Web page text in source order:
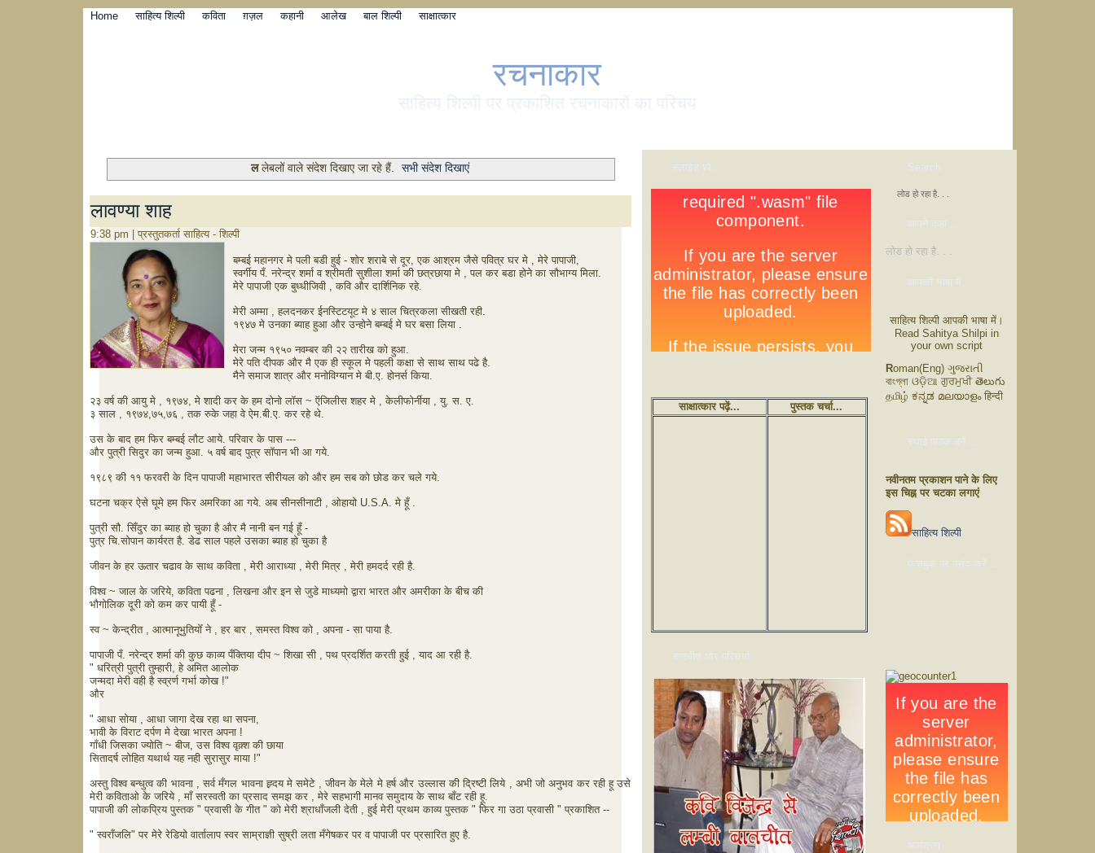
Home साहित्य शिल्पी कविता ग़ज़ल कहानी आलेख बाल शिल्पी साक्षात्कार
रचनाकार
ललेबलों वाले संदेश दिखाए जा रहे हैं. सभी संदेश दिखाएं
लावण्या शाह
9:38 pm | प्रस्तुतकर्ता साहित्य - शिल्पी
बम्बई महानगर मे पली बडी हुई - शोर शराबे से दूर, एक आश्रम जैसे पवित्र घर मे , मेरे पापाजी,
स्वर्गीय पँ. नरेन्द्र शर्मा व श्रीमती सुशीला शर्मा की छत्रछाया मे , पल कर बडा होने का सौभाग्य मिला.
मेरे पापाजी एक बुध्धीजिवी , कवि और दार्शिनिक रहे.
मेरी अम्मा , हलदनकर ईनस्टिटयूट मे ४ साल चित्रकला सीखती रही.
१९४७ मे उनका ब्याह हुआ और उन्होने बम्बई मे घर बसा लिया .
मेरा जन्म १९५० नवम्बर की २२ तारीख को हुआ.
मेरे पति दीपक और मै एक ही स्कूल मे पहली कक्षा से साथ साथ पढे है.
मैने समाज शात्र और मनोविग्यान मे बी.ए. होनर्स किया.
२३ वर्ष की आयु मे , १९७४, मे शादी कर के हम दोनो लॉस ~ ऍजिलीस शहर मे , केलीफोर्नीया , यु. स. ए.
३ साल , १९७४,७५,७६ , तक रुके जहा वे ऐम.बी.ए. कर रहे थे.
उस के बाद हम फिर बम्बई लौट आये. परिवार के पास ---
और पुत्री सिदुर का जन्म हुआ. ५ वर्ष बाद पुत्र सॉपान भी आ गये.
१९८९ की ११ फरवरी के दिन पापाजी महाभारत सीरीयल को और हम सब को छोड कर चले गये.
घटना चक्र ऐसे घूमे हम फिर अमरिका आ गये. अब सीनसीनाटी , ओहायो U.S.A. मे हूँ .
पुत्री सौ. सिँदुर का ब्याह हो चुका है और मै नानी बन गई हूँ -
पुत्र चि.सोपान कार्यरत है. डेढ साल पहले उसका ब्याह हो चुका है
जीवन के हर ऊतार चढाव के साथ कविता , मेरी आराध्या , मेरी मित्र , मेरी हमदर्द रही है.
विश्व ~ जाल के जरिये, कविता पढना , लिखना और इन से जुडे माध्यमो द्वारा भारत और अमरीका के बीच की
भौगोलिक दूरी को कम कर पायी हूँ -
स्व ~ केन्द्रीत , आत्मानूभुतियोँ ने , हर बार , समस्त विश्व को , अपना - सा पाया है.
पापाजी पँ. नरेन्द्र शर्मा की कुछ काव्य पँक्तिया दीप ~ शिखा सी , पथ प्रदर्शित करती हुई , याद आ रही है.
" धरित्री पुत्री तुम्हारी, हे अमित आलोक
जन्मदा मेरी वही है स्व्रर्ण गर्भा कोख !"
और
" आधा सोया , आधा जागा देख रहा था सपना,
भावी के विराट दर्पण मे देखा भारत अपना !
गाँधी जिसका ज्योति ~ बीज, उस विश्व वृक़्श की छाया
सितादर्ष लोहित यथार्थ यह नही सुरासुर माया !"
अस्तु विश्व बन्धुत्व की भावना , सर्व मँगल भावना ह्र्दय मे समेटे , जीवन के मेले मे हर्ष और उल्लास की द्रिष्टी लिये , अभी जो अनुभव कर रही हू उसे
मेरी कविताओ के जरिये , माँ सरस्वती का प्रसाद समझ कर , मेरे सहभागी मानव समुदाय के साथ बाँट रही हू.
पापाजी की लोकप्रिय पुस्तक " प्रवासी के गीत " को मेरी श्राधाँजली देती , हुई मेरी प्रथम काव्य पुस्तक " फिर गा उठा प्रवासी " प्रकाशित --
" स्वराँजलि" पर मेरे रेडियो वार्तालाप स्वर साम्राज्ञी सुष्री लता मँगेषकर पर व पापाजी पर प्रसारित हुए है.
स्लाईड शो...
साक्षात्कार पढ़ें... पुस्तक चर्चा...
बातचीत और परिचर्चा
Search
लोड हो रहा है. . .
आपने कहा ...
लोड हो रहा है. . .
आपकी भाषा में..
साहित्य शिल्पी आपकी भाषा में।
Read Sahitya Shilpi in
your own script
Roman(Eng) ગુજરાતી
বাংগ্লা ଓଡ଼ିଆ ਗੁਰਮੁਖੀ తెలుగు
தமிழ் ಕನ್ನಡ മലയാളം हिन्दी
स्थाई पाठक बनें ...
नवीनतम प्रकाशन पाने के लिए
इस चिह्न पर चटका लगाएं
साहित्य शिल्पी
फेसबुक पर पसंद करें...
आमंत्रण